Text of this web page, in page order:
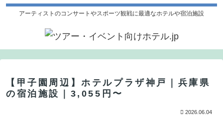
アーティストのコンサートやスポーツ観戦に最適なホテルや宿泊施設
【甲子園周辺】ホテルプラザ神戸｜兵庫県
の宿泊施設｜3,055円〜
2026.06.04